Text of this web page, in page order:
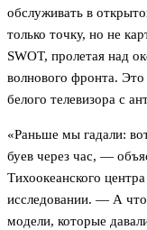
обслуживать в
только точку, но не
SWOT, пролетая над
волнового фронта.
белого телевизора с
«Раньше мы гадали:
буев через час, —
Тихоокеанского
исследовании. — А
модели, которые